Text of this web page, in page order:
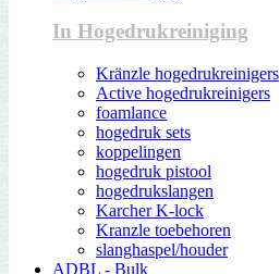
In Hogedrukreiniging
Kränzle hogedrukreinigers
Active hogedrukreinigers
foamlance
hogedruk sets
koppelingen
hogedruk pistool
hogedrukslangen
Karcher K-lock
Kranzle toebehoren
slanghaspel/houder
ADBL - Bulk